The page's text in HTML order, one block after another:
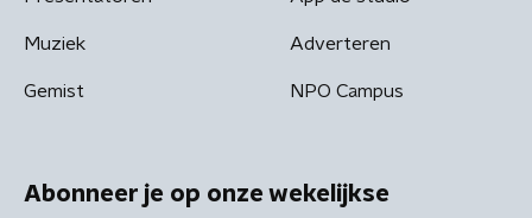
Muziek
Gemist
Adverteren
NPO Campus
Abonneer je op onze wekelijkse